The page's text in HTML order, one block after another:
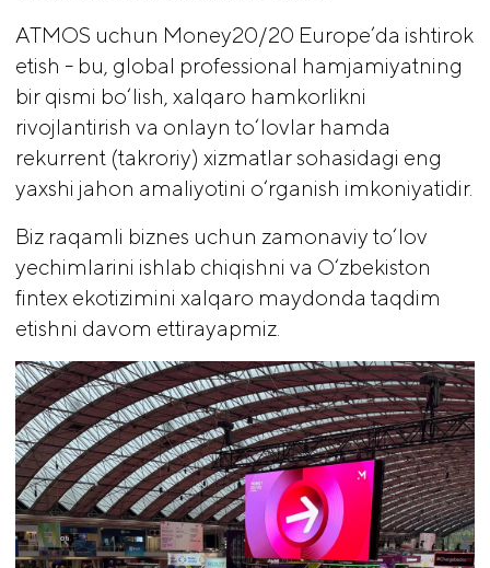
ATMOS uchun Money20/20 Europe’da ishtirok
etish - bu, global professional hamjamiyatning
bir qismi bo‘lish, xalqaro hamkorlikni
rivojlantirish va onlayn to‘lovlar hamda
rekurrent (takroriy) xizmatlar sohasidagi eng
yaxshi jahon amaliyotini o‘rganish imkoniyatidir.
Biz raqamli biznes uchun zamonaviy to‘lov
yechimlarini ishlab chiqishni va O‘zbekiston
fintex ekotizimini xalqaro maydonda taqdim
etishni davom ettirayapmiz.